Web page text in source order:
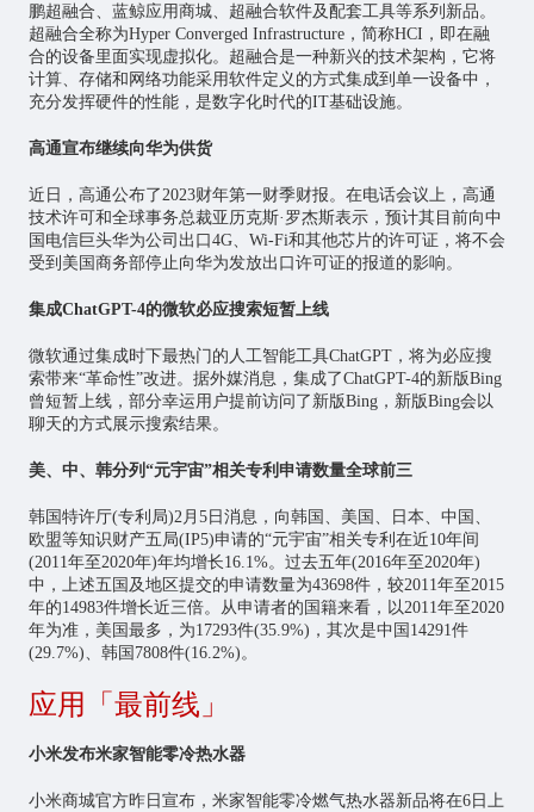
鹏超融合、蓝鲸应用商城、超融合软件及配套工具等系列新品。
超融合全称为Hyper Converged Infrastructure，简称HCI，即在融
合的设备里面实现虚拟化。超融合是一种新兴的技术架构，它将
计算、存储和网络功能采用软件定义的方式集成到单一设备中，
充分发挥硬件的性能，是数字化时代的IT基础设施。
高通宣布继续向华为供货
近日，高通公布了2023财年第一财季财报。在电话会议上，高通
技术许可和全球事务总裁亚历克斯·罗杰斯表示，预计其目前向中
国电信巨头华为公司出口4G、Wi-Fi和其他芯片的许可证，将不会
受到美国商务部停止向华为发放出口许可证的报道的影响。
集成ChatGPT-4的微软必应搜索短暂上线
微软通过集成时下最热门的 人工智能工具ChatGPT，将为必应搜
索带来“革命性”改进。据外媒消息，集成了ChatGPT-4的新版Bing
曾短暂上线，部分幸运用户提前访问了新版Bing，新版Bing会以
聊天的方式展示搜索结果。
美、中、韩分列“元宇宙”相关专利申请数量全球前三
韩国特许厅(专利局)2月5日消息，向韩国、美国、日本、中国、
欧盟等知识财产五局(IP5)申请的“元宇宙”相关专利在近10年间
(2011年至2020年)年均增长16.1%。过去五年(2016年至2020年)
中，上述五国及地区提交的申请数量为43698件，较2011年至2015
年的14983件增长近三倍。从申请者的国籍来看，以2011年至2020
年为准，美国最多，为17293件(35.9%)，其次是中国14291件
(29.7%)、韩国7808件(16.2%)。
应用「最前线」
小米发布米家智能零冷热水器
小米商城官方昨日宣布，米家智能零冷燃气热水器新品将在6日上